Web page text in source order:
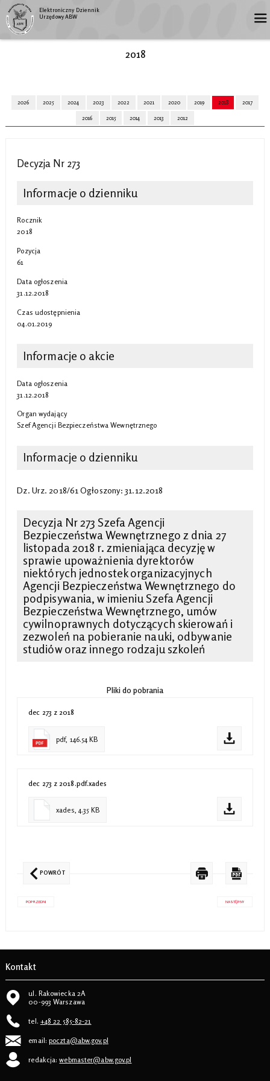
Elektroniczny Dziennik
Urzędowy ABW
2018
2026 2025 2024 2023 2022 2021 2020 2019 2018 2017
2016 2015 2014 2013 2012
Decyzja Nr 273
Informacje o dzienniku
Rocznik
2018
Pozycja
61
Data ogłoszenia
31.12.2018
Czas udostępnienia
04.01.2019
Informacje o akcie
Data ogłoszenia
31.12.2018
Organ wydający
Szef Agencji Bezpieczeństwa Wewnętrznego
Informacje o dzienniku
Dz. Urz. 2018/61 Ogłoszony: 31.12.2018
Decyzja Nr 273 Szefa Agencji
Bezpieczeństwa Wewnętrznego z dnia 27
listopada 2018 r. zmieniająca decyzję w
sprawie upoważnienia dyrektorów
niektórych jednostek organizacyjnych
Agencji Bezpieczeństwa Wewnętrznego do
podpisywania, w imieniu Szefa Agencji
Bezpieczeństwa Wewnętrznego, umów
cywilnoprawnych dotyczących skierowań i
zezwoleń na pobieranie nauki, odbywanie
studiów oraz innego rodzaju szkoleń
Pliki do pobrania
dec 273 z 2018
pdf, 146.54 KB
dec 273 z 2018.pdf.xades
xades, 4.35 KB
POWRÓT
POPRZEDNI NASTĘPNY
Kontakt
ul. Rakowiecka 2A
00-993 Warszawa
tel. +48 22 585-82-21
email:poczta@abw.gov.pl
redakcja:webmaster@abw.gov.pl